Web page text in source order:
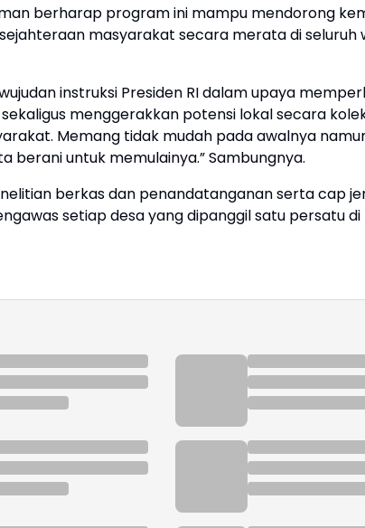
berharap program ini mampu mendorong
masyarakat secara merata di seluruh
instruksi Presiden RI dalam upaya
menggerakkan potensi lokal secara
Memang tidak mudah pada awalnya
berani untuk memulainya.” Sambungnya.
berkas dan penandatanganan serta cap
setiap desa yang dipanggil satu persatu